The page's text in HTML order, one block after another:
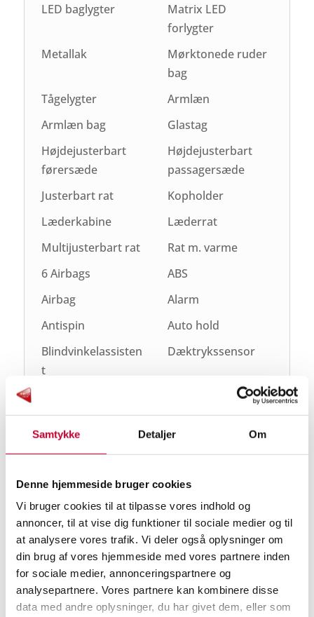
Samtykke Detaljer Om
Denne hjemmeside bruger cookies
Vi bruger cookies til at tilpasse vores indhold og
annoncer, til at vise dig funktioner til sociale medier og til
at analysere vores trafik. Vi deler også oplysninger om
din brug af vores hjemmeside med vores partnere inden
for sociale medier, annonceringspartnere og
analysepartnere. Vores partnere kan kombinere disse
data med andre oplysninger, du har givet dem, eller som
LED baglygter
Matrix LED
forlygter
Metallak
Mørktonede ruder
bag
Tågelygter
Armlæn
Armlæn bag
Glastag
Højdejusterbart
førersæde
Højdejusterbart
passagersæde
Justerbart rat
Kopholder
Læderkabine
Læderrat
Multijusterbart rat
Rat m. varme
6 Airbags
ABS
Airbag
Alarm
Antispin
Auto hold
Blindvinkelassisten
t
Dæktrykssensor
Specifikationer
Alder og kilometerstand